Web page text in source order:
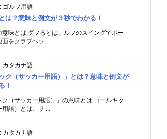
: ゴルフ用語
は？意味と例文が３秒でわかる！
意味とは ダフるとは、ルフのスイングでボー
をクラブヘッ ...
: カタカナ語
ック（サッカー用語）」とは？意味と例文が
！
ク（サッカー用語）」の意味とは ゴールキッ
語）とは、サ ...
: カタカナ語